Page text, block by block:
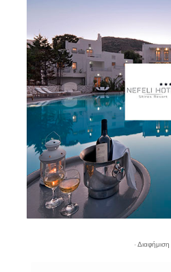
- Διαφήμιση